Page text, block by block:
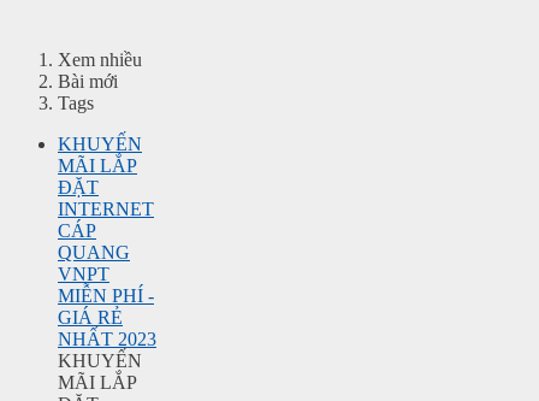
Xem nhiều
Bài mới
Tags
KHUYẾN
MÃI LẮP
ĐẶT
INTERNET
CÁP
QUANG
VNPT
MIỄN PHÍ -
GIÁ RẺ
NHẤT 2023
KHUYẾN
MÃI LẮP